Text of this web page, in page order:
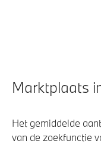
Marktplaats
Het gemiddelde
van de zoekfunctie